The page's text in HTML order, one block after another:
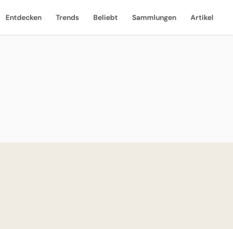
Entdecken Trends Beliebt Sammlungen Artikel